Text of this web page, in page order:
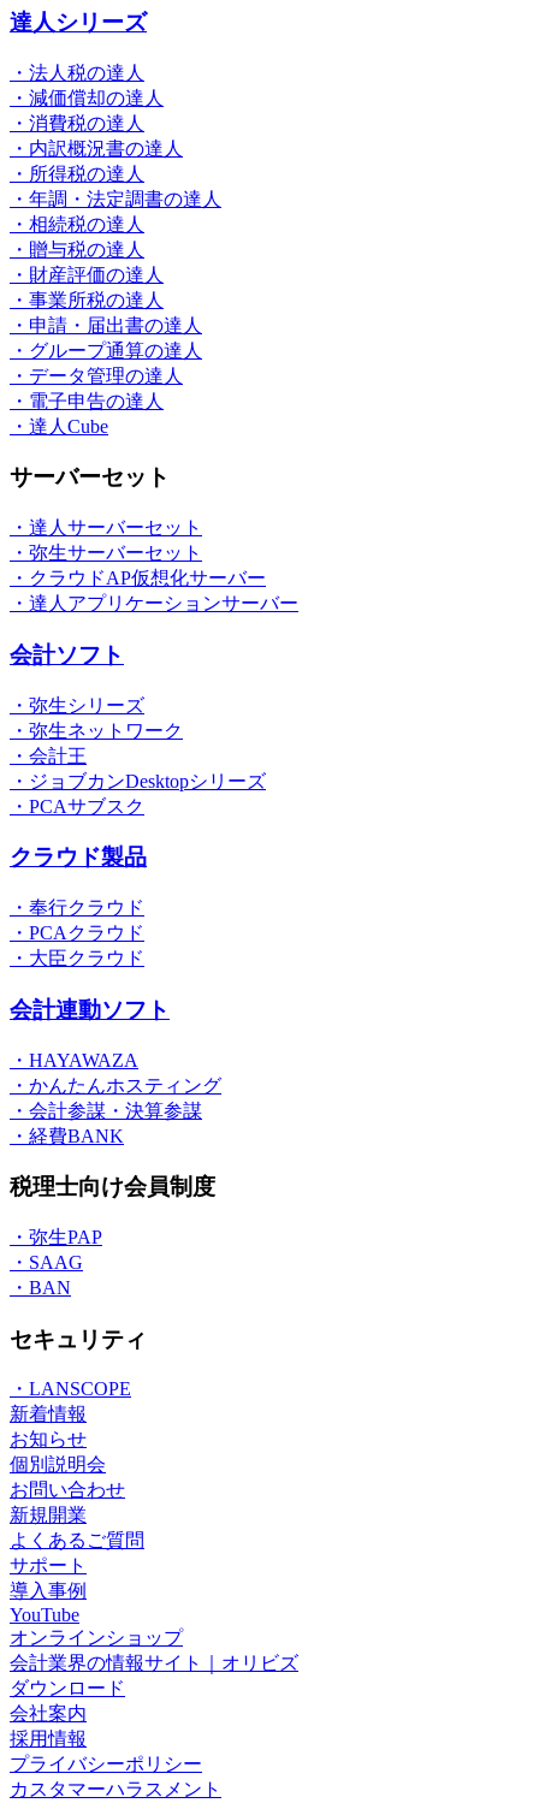
達人シリーズ
・法人税の達人
・減価償却の達人
・消費税の達人
・内訳概況書の達人
・所得税の達人
・年調・法定調書の達人
・相続税の達人
・贈与税の達人
・財産評価の達人
・事業所税の達人
・申請・届出書の達人
・グループ通算の達人
・データ管理の達人
・電子申告の達人
・達人Cube
サーバーセット
・達人サーバーセット
・弥生サーバーセット
・クラウドAP仮想化サーバー
・達人アプリケーションサーバー
会計ソフト
・弥生シリーズ
・弥生ネットワーク
・会計王
・ジョブカンDesktopシリーズ
・PCAサブスク
クラウド製品
・奉行クラウド
・PCAクラウド
・大臣クラウド
会計連動ソフト
・HAYAWAZA
・かんたんホスティング
・会計参謀・決算参謀
・経費BANK
税理士向け会員制度
・弥生PAP
・SAAG
・BAN
セキュリティ
・LANSCOPE
新着情報
お知らせ
個別説明会
お問い合わせ
新規開業
よくあるご質問
サポート
導入事例
YouTube
オンラインショップ
会計業界の情報サイト｜オリビズ
ダウンロード
会社案内
採用情報
プライバシーポリシー
カスタマーハラスメント